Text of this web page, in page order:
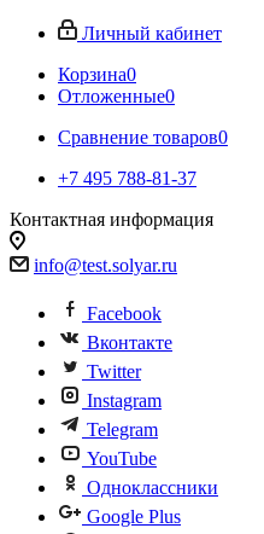
Личный кабинет
Корзина0
Отложенные0
Сравнение товаров0
+7 495 788-81-37
Контактная информация
info@test.solyar.ru
Facebook
Вконтакте
Twitter
Instagram
Telegram
YouTube
Одноклассники
Google Plus